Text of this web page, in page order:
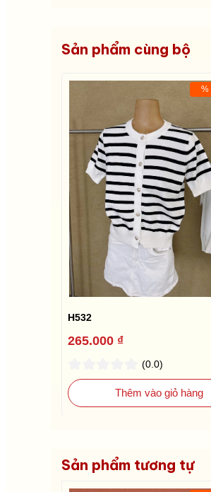
Sản phẩm cùng bộ
%
H532
265.000 ₫
(0.0)
Thêm vào giỏ hàng
Sản phẩm tương tự